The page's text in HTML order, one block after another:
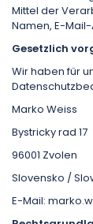
Mittel der
Namen, E-
Gesetzlich
Wir haben für
Marko Weiss
Bystricky rad 17
96001 Zvolen
Slovensko /
E-Mail: